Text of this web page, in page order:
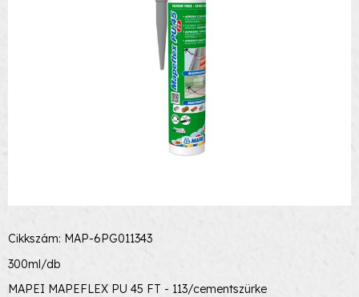
Cikkszám: MAP-6PG011343
300ml/db
MAPEI MAPEFLEX PU 45 FT - 113/cementszürke